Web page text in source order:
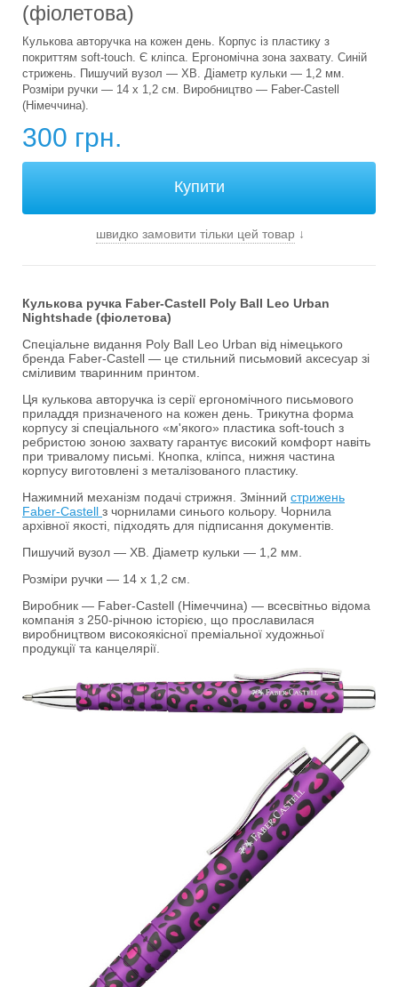
(фіолетова)
Кулькова авторучка на кожен день. Корпус із пластику з
покриттям soft-touch. Є кліпса. Ергономічна зона захвату. Синій
стрижень. Пишучий вузол — XB. Діаметр кульки — 1,2 мм.
Розміри ручки — 14 х 1,2 см. Виробництво — Faber-Castell
(Німеччина).
300 грн.
швидко замовити тільки цей товар↓
Кулькова ручка Faber-Castell Poly Ball Leo Urban
Nightshade (фіолетова)
Спеціальне видання Poly Ball Leo Urban від німецького
бренда Faber-Castell — це стильний письмовий аксесуар зі
сміливим тваринним принтом.
Ця кулькова авторучка із серії ергономічного письмового
приладдя призначеного на кожен день. Трикутна форма
корпусу зі спеціального «м'якого» пластика soft-touch з
ребристою зоною захвату гарантує високий комфорт навіть
при тривалому письмі. Кнопка, кліпса, нижня частина
корпусу виготовлені з металізованого пластику.
Нажимний механізм подачі стрижня. Змінний стрижень
Faber-Castell з чорнилами синього кольору. Чорнила
архівної якості, підходять для підписання документів.
Пишучий вузол — XB. Діаметр кульки — 1,2 мм.
Розміри ручки — 14 х 1,2 см.
Виробник — Faber-Castell (Німеччина) — всесвітньо відома
компанія з 250-річною історією, що прославилася
виробництвом високоякісної преміальної художньої
продукції та канцелярії.